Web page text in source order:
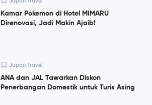
Kamar Pokemon di Hotel MIMARU
Direnovasi, Jadi Makin Ajaib!
Japan Travel
ANA dan JAL Tawarkan Diskon
Penerbangan Domestik untuk Turis Asing